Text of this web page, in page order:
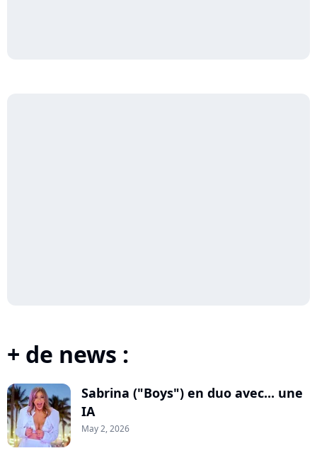
+ de news :
Sabrina ("Boys") en duo avec... une
IA
May 2, 2026